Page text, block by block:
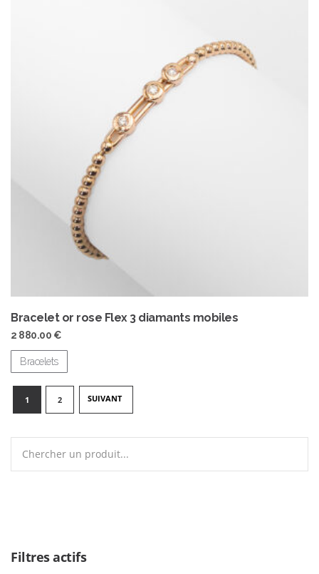
Bracelet or rose Flex 3 diamants mobiles
2 880.00 €
Bracelets
1 2
for:
Filtres actifs